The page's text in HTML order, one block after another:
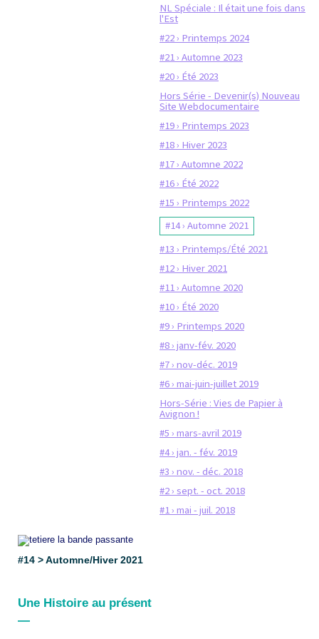
NL Spéciale : Il était une fois dans
l'Est
#22 › Printemps 2024
#21 › Automne 2023
#20 › Été 2023
Hors Série - Devenir(s) Nouveau
Site Webdocumentaire
#19 › Printemps 2023
#18 › Hiver 2023
#17 › Automne 2022
#16 › Été 2022
#15 › Printemps 2022
#14 › Automne 2021
#13 › Printemps/Été 2021
#12 › Hiver 2021
#11 › Automne 2020
#10 › Été 2020
#9 › Printemps 2020
#8 › janv-fév. 2020
#7 › nov-déc. 2019
#6 › mai-juin-juillet 2019
Hors-Série : Vies de Papier à
Avignon !
#5 › mars-avril 2019
#4 › jan. - fév. 2019
#3 › nov. - déc. 2018
#2 › sept. - oct. 2018
#1 › mai - juil. 2018
#14 > Automne/Hiver 2021
Une Histoire au présent
—